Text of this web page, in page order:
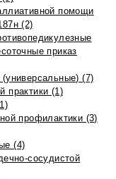
помощи
(2)
приказ
(7)
практики (1)
профилактики (3)
(4)
сосудистой